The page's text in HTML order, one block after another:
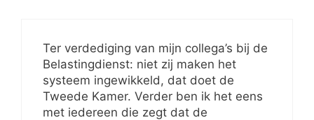
Ter verdediging van mijn collega’s bij de
Belastingdienst: niet zij maken het
systeem ingewikkeld, dat doet de
Tweede Kamer. Verder ben ik het eens
met iedereen die zegt dat de